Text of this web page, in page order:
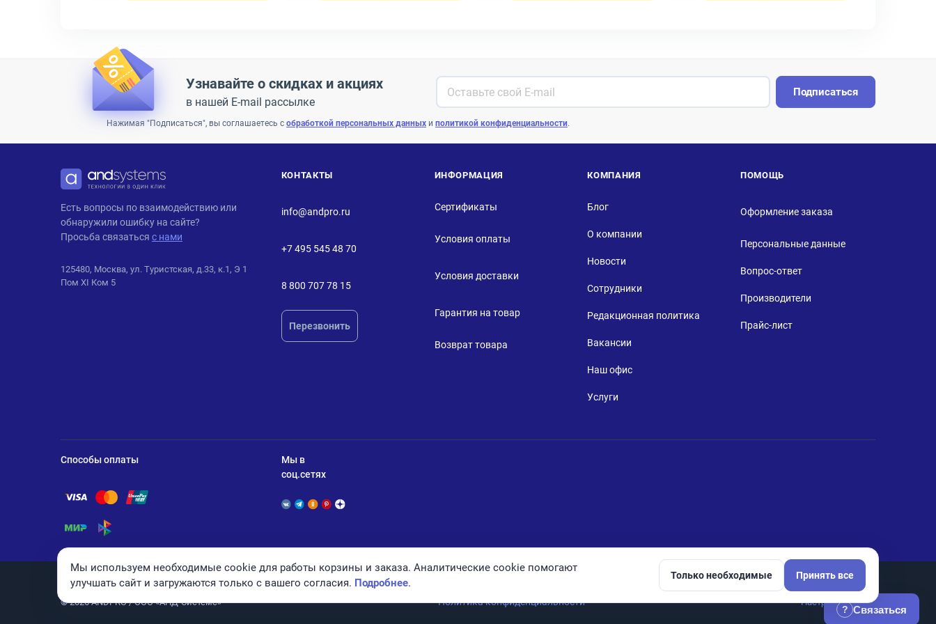
Узнавайте о скидках и акциях
в нашей E-mail рассылке
Подписаться
Нажимая "Подписаться", вы соглашаетесь с обработкой персональных данных и политикой конфиденциальности.
ANDPRO
Есть вопросы по взаимодействию или
обнаружили ошибку на сайте?
Просьба связаться с нами
125480, Москва, ул. Туристская, д.33, к.1, Э 1
Пом XI Ком 5
КОНТАКТЫ
info@andpro.ru
+7 495 545 48 70
8 800 707 78 15
Перезвонить
ИНФОРМАЦИЯ
Сертификаты
Условия оплаты
Условия доставки
Гарантия на товар
Возврат товара
КОМПАНИЯ
Блог
О компании
Новости
Сотрудники
Редакционная политика
Вакансии
Наш офис
Услуги
ПОМОЩЬ
Оформление заказа
Персональные данные
Вопрос-ответ
Производители
Прайс-лист
Способы оплаты
Помощь по оплате Visa
Помощь по оплате Mastercard
Помощь по оплате UnionPay
Помощь по оплате Мир
Помощь по оплате СБП
Мы в
соц.сетях
© 2026 ANDPRO / ООО «АНД-Системс» Политика конфиденциальности Настройки cookie
? Связаться
Мы используем необходимые cookie для работы корзины и заказа. Аналитические cookie помогают
улучшать сайт и загружаются только с вашего согласия. Подробнее.
Только необходимые Принять все